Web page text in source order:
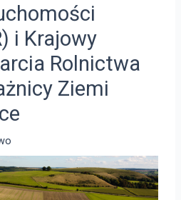
i Krajowy
Rolnictwa
Ziemi